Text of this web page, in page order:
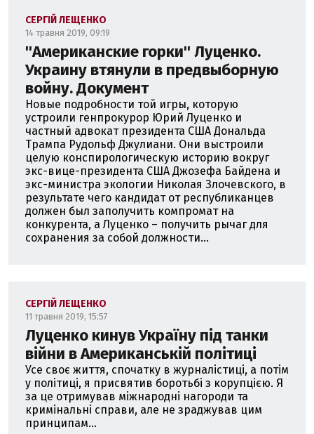
СЕРГІЙ ЛЕЩЕНКО
14 травня 2019, 09:19
''Американские горки'' Луценко.
Украину втянули в предвыборную
войну. Документ
Новые подробности той игры, которую
устроили генпрокурор Юрий Луценко и
частный адвокат президента США Дональда
Трампа Рудольф Джулиани. Они выстроили
целую конспирологическую историю вокруг
экс-вице-президента США Джозефа Байдена и
экс-министра экологии Николая Злочевского, в
результате чего кандидат от республиканцев
должен был заполучить компромат на
конкурента, а Луценко – получить рычаг для
сохранения за собой должности...
СЕРГІЙ ЛЕЩЕНКО
11 травня 2019, 15:57
Луценко кинув Україну під танки
війни в Американській політиці
Усе своє життя, спочатку в журналістиці, а потім
у політиці, я присвятив боротьбі з корупцією. Я
за це отримував міжнародні нагороди та
кримінальні справи, але не зраджував цим
принципам...